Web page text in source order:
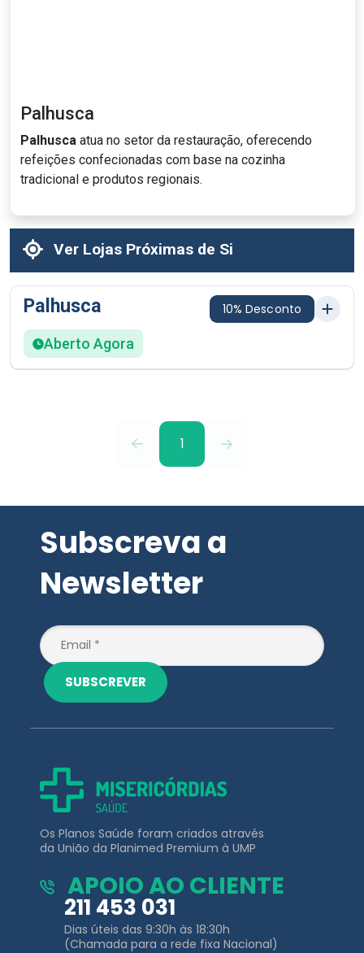
Palhusca
Palhusca atua no setor da restauração, oferecendo
refeições confecionadas com base na cozinha
tradicional e produtos regionais.
Ver Lojas Próximas de Si
Palhusca 10% Desconto
Aberto Agora
1
Subscreva a
Newsletter
SUBSCREVER
Os Planos Saúde foram criados através
da União da Planimed Premium à UMP
APOIO AO CLIENTE
211 453 031
Dias úteis das 9:30h às 18:30h
(Chamada para a rede fixa Nacional)